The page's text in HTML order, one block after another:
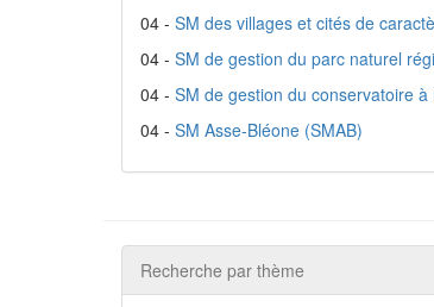
04 - SM des villages et cités de
04 - SM de gestion du parc naturel
04 - SM de gestion du conservatoire
04 - SM Asse-Bléone (SMAB)
Recherche par thème